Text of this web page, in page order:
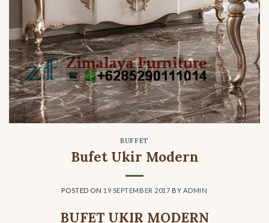
BUFFET
Bufet Ukir Modern
POSTED ON 19 SEPTEMBER 2017 BY ADMIN
BUFET UKIR MODERN